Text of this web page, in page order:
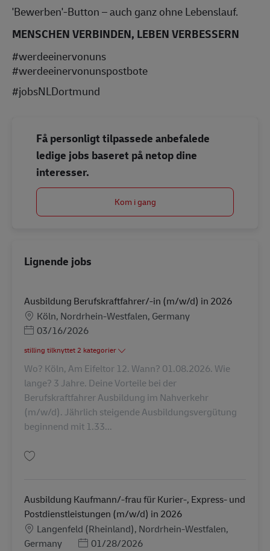
'Bewerben'-Button – auch ganz ohne Lebenslauf.
MENSCHEN VERBINDEN, LEBEN VERBESSERN
#werdeeinervonuns
#werdeeinervonunspostbote
#jobsNLDortmund
Få personligt tilpassede anbefalede
ledige jobs baseret på netop dine
interesser.
Kom i gang
Lignende jobs
Ausbildung Berufskraftfahrer/-in (m/w/d) in 2026
Lokation
Köln, Nordrhein-Westfalen, Germany
Posted Date
03/16/2026
stilling tilknyttet 2 kategorier
Wo? Köln, Am Eifeltor 12. Wann? 01.08.2026. Wie
lange? 3 Jahre. Deine Vorteile bei der
Berufskraftfahrer Ausbildung im Nahverkehr
(m/w/d). Jährlich steigende Ausbildungsvergütung
beginnend mit 1.33...
Ausbildung Kaufmann/-frau für Kurier-, Express- und
Postdienstleistungen (m/w/d) in 2026
Lokation
Langenfeld (Rheinland), Nordrhein-Westfalen,
Germany
Posted Date
01/28/2026